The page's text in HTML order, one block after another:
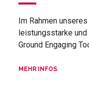
Im Rahmen
leistungsstarke
Ground Engaging
MEHR INFOS